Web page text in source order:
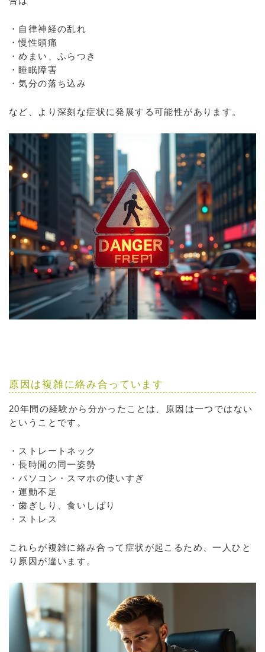
・自律神経の乱れ
・慢性頭痛
・めまい、ふらつき
・睡眠障害
・気分の落ち込み
など、より深刻な症状に発展する可能性があります。
原因は複雑に絡み合っています
20年間の経験から分かったことは、原因は一つではない
ということです。
・ストレートネック
・長時間の同一姿勢
・パソコン・スマホの使いすぎ
・運動不足
・歯ぎしり、食いしばり
・ストレス
これらが複雑に絡み合って症状が起こるため、一人ひと
り原因が違います。